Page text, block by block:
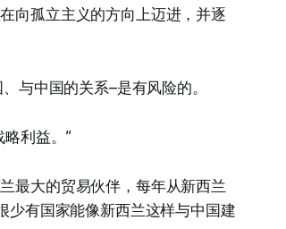
向孤立主义的方向上迈进，并逐
与中国的关系–是有风险的。
利益。”
最大的贸易伙伴，每年从新西兰
少有国家能像新西兰这样与中国建